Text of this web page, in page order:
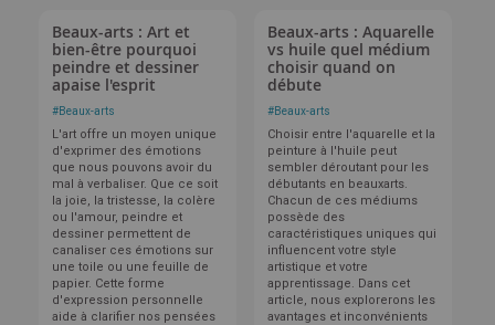
Beaux-arts : Art et
bien-être pourquoi
peindre et dessiner
apaise l'esprit
#Beaux-arts
L'art offre un moyen unique
d'exprimer des émotions
que nous pouvons avoir du
mal à verbaliser. Que ce soit
la joie, la tristesse, la colère
ou l'amour, peindre et
dessiner permettent de
canaliser ces émotions sur
une toile ou une feuille de
papier. Cette forme
d'expression personnelle
aide à clarifier nos pensées
Beaux-arts : Aquarelle
vs huile quel médium
choisir quand on
débute
#Beaux-arts
Choisir entre l'aquarelle et la
peinture à l'huile peut
sembler déroutant pour les
débutants en beauxarts.
Chacun de ces médiums
possède des
caractéristiques uniques qui
influencent votre style
artistique et votre
apprentissage. Dans cet
article, nous explorerons les
avantages et inconvénients